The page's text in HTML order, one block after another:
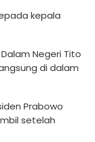
kepala
Negeri Tito
di dalam
Prabowo
setelah